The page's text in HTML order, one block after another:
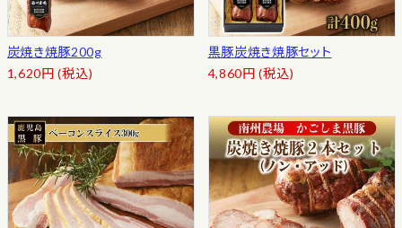
炭焼き焼豚200g
1,620円(税込)
黒豚炭焼き焼豚セット
4,860円(税込)